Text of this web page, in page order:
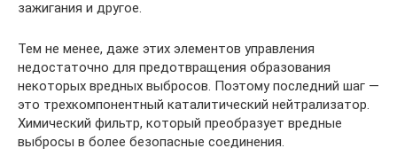
зажигания и другое.
Тем не менее, даже этих элементов управления
недостаточно для предотвращения образования
некоторых вредных выбросов. Поэтому последний шаг —
это трехкомпонентный каталитический нейтрализатор.
Химический фильтр, который преобразует вредные
выбросы в более безопасные соединения.